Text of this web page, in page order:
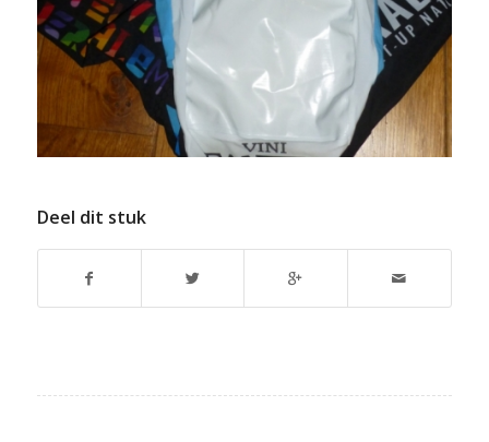
Deel dit stuk